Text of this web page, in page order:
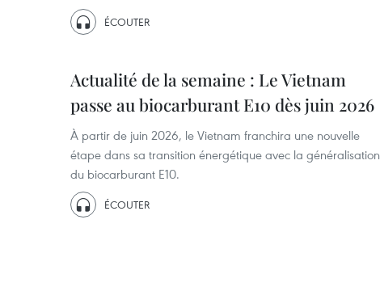
ÉCOUTER
Actualité de la semaine : Le Vietnam
passe au biocarburant E10 dès juin 2026
À partir de juin 2026, le Vietnam franchira une nouvelle
étape dans sa transition énergétique avec la généralisation
du biocarburant E10.
ÉCOUTER